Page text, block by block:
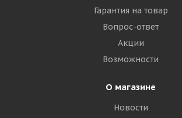
Гарантия на товар
Вопрос-ответ
Акции
Возможности
О магазине
Новости